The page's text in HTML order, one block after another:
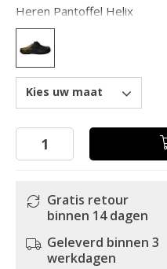
Heren Pantoffel Helix
Kies uw maat
Gratis retour
binnen 14 dagen
Geleverd binnen 3
werkdagen